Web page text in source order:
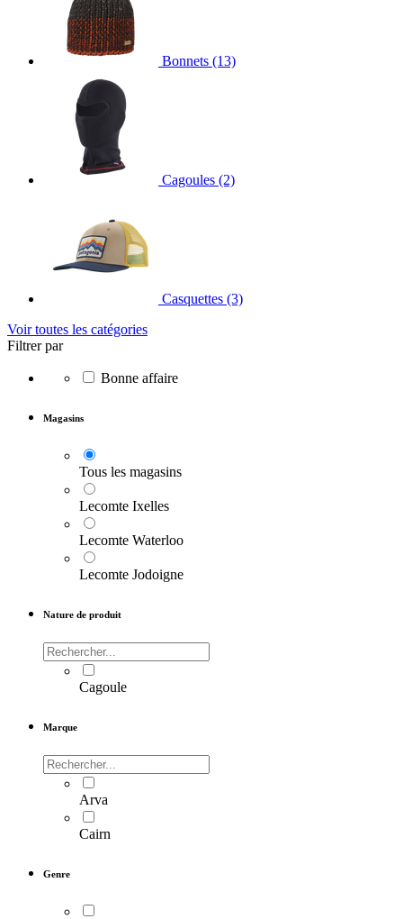
Bonnets (13)
Cagoules (2)
Casquettes (3)
Voir toutes les catégories
Filtrer par
Bonne affaire
Magasins
Tous les magasins
Lecomte Ixelles
Lecomte Waterloo
Lecomte Jodoigne
Nature de produit
Cagoule
Marque
Arva
Cairn
Genre